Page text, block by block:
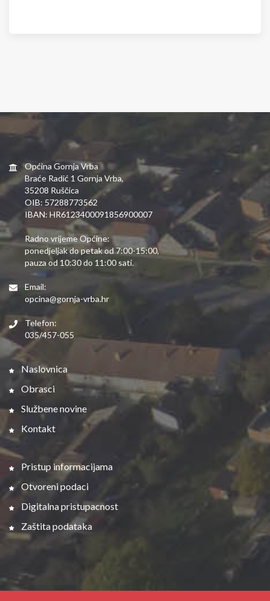
Općina Gornja Vrba
Braće Radić 1 Gornja Vrba,
35208 Ruščica
OIB: 57288773562
IBAN: HR6123400091856900007
Radno vrijeme Općine:
ponedjeljak do petak od 7:00-15:00,
pauza od 10:30 do 11:00 sati.
Email:
opcina@gornja-vrba.hr
Telefon:
035/457-055
Naslovnica
Obrasci
Službene novine
Kontakt
Pristup informacijama
Otvoreni podaci
Digitalna pristupacnost
Zaštita podataka